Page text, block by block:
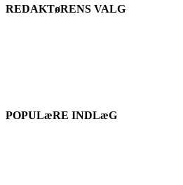
REDAKTøRENS VALG
POPULæRE INDLæG